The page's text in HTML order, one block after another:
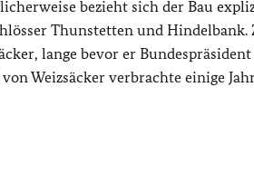
bezieht sich der Bau
Thunstetten und
lange bevor er
Weizsäcker verbrachte einige